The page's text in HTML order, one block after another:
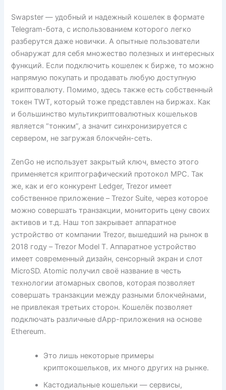
Swapster — удобный и надежный кошелек в формате
Telegram-бота, с использованием которого легко
разберутся даже новички. А опытные пользователи
обнаружат для себя множество полезных и интересных
функций. Если подключить кошелек к бирже, то можно
напрямую покупать и продавать любую доступную
криптовалюту. Помимо, здесь также есть собственный
токен TWT, который тоже представлен на биржах. Как
и большинство мультикриптовалютных кошельков
является “тонким”, а значит синхронизируется с
сервером, не загружая блокчейн-сеть.
ZenGo не использует закрытый ключ, вместо этого
применяется криптографический протокол MPC. Так
же, как и его конкурент Ledger, Trezor имеет
собственное приложение – Trezor Suite, через которое
можно совершать транзакции, мониторить цену своих
активов и т.д. Наш топ закрывает аппаратное
устройство от компании Trezor, вышедший на рынок в
2018 году – Trezor Model T. Аппаратное устройство
имеет современный дизайн, сенсорный экран и слот
MicroSD. Atomic получил своё название в честь
технологии атомарных свопов, которая позволяет
совершать транзакции между разными блокчейнами,
не привлекая третьих сторон. Кошелёк позволяет
подключать различные dApp-приложения на основе
Ethereum.
Это лишь некоторые примеры
криптокошельков, их много других на рынке.
Кастодиальные кошельки — сервисы,